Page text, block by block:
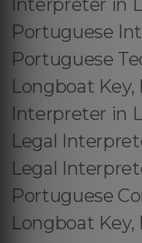
Interpreter in
Portuguese
Portuguese
Longboat Key,
Interpreter in
Legal
Legal
Portuguese
Longboat